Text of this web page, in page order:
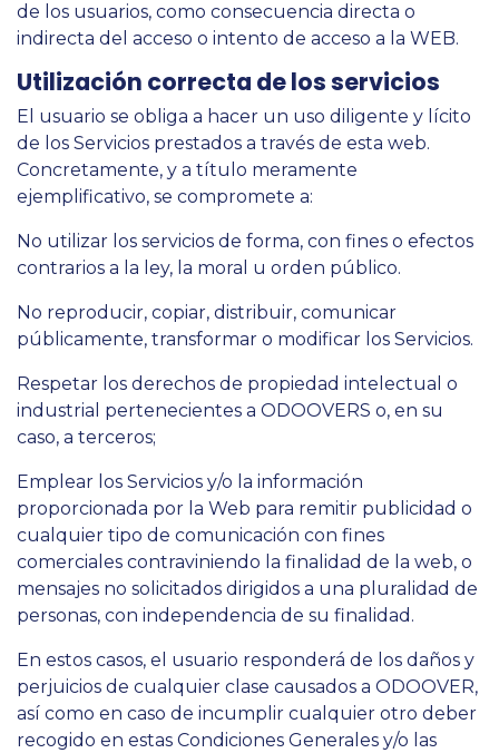
de los usuarios, como consecuencia directa o
indirecta del acceso o intento de acceso a la WEB.
Utilización correcta de los servicios
El usuario se obliga a hacer un uso diligente y lícito
de los Servicios prestados a través de esta web.
Concretamente, y a título meramente
ejemplificativo, se compromete a:
No utilizar los servicios de forma, con fines o efectos
contrarios a la ley, la moral u orden público.
No reproducir, copiar, distribuir, comunicar
públicamente, transformar o modificar los Servicios.
Respetar los derechos de propiedad intelectual o
industrial pertenecientes a ODOOVERS o, en su
caso, a terceros;
Emplear los Servicios y/o la información
proporcionada por la Web para remitir publicidad o
cualquier tipo de comunicación con fines
comerciales contraviniendo la finalidad de la web, o
mensajes no solicitados dirigidos a una pluralidad de
personas, con independencia de su finalidad.
En estos casos, el usuario responderá de los daños y
perjuicios de cualquier clase causados a ODOOVER,
así como en caso de incumplir cualquier otro deber
recogido en estas Condiciones Generales y/o las